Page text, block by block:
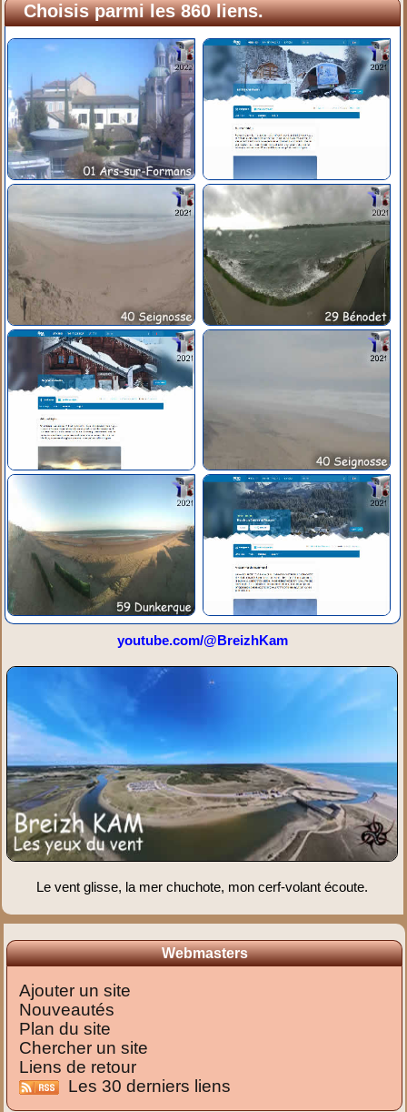
Choisis parmi les 860 liens.
youtube.com/@BreizhKam
Le vent glisse, la mer chuchote, mon cerf-volant écoute.
Webmasters
Ajouter un site
Nouveautés
Plan du site
Chercher un site
Liens de retour
Les 30 derniers liens